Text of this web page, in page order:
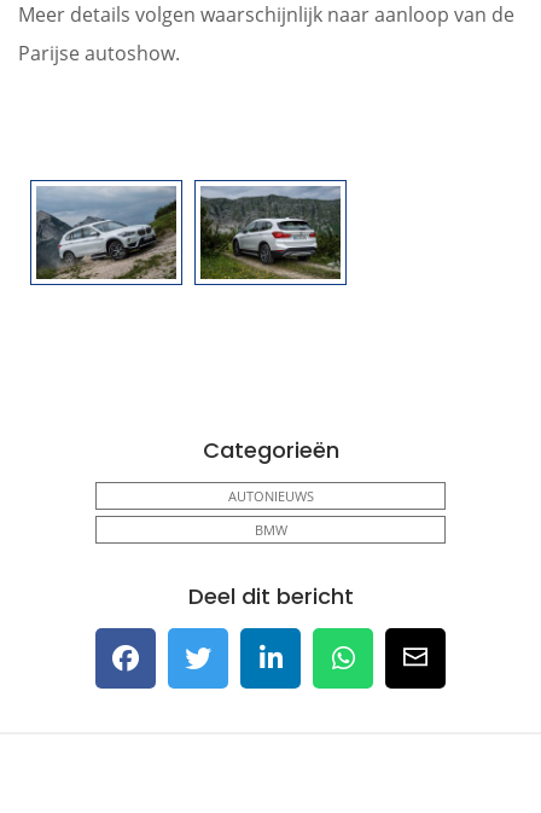
Meer details volgen waarschijnlijk naar aanloop van de
Parijse autoshow.
Categorieën
AUTONIEUWS
BMW
Deel dit bericht